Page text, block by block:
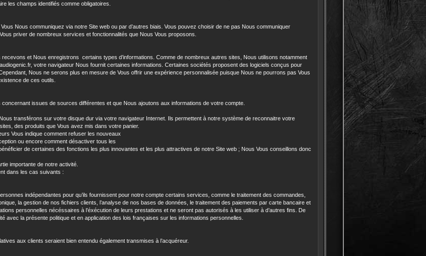
les champs identifiés comme obligatoires.
Nous communiquez via notre Site web ou par d’autres biais. Vous pouvez choisir de ne pas Nous communiquer
priver de nombreux services et fonctionnalités que Nous Vous proposons.
et Nous enregistrons certains types d’informations. Comme de nombreux autres sites, Nous utilisons notamment
votre navigateur Nous fournit certaines informations. Certaines sociétés proposent des logiciels conçus pour
Nous ne serons plus en mesure de Vous offrir une expérience personnalisée puisque Nous ne pourrons pas Vous
de ces outils.
issues de sources différentes et que Nous ajoutons aux informations de votre compte.
transférons sur votre disque dur via votre navigateur Internet. Ils permettent à notre système de reconnaitre votre
des produits que Vous avez mis dans votre panier.
Vous indique comment refuser les nouveaux
ou encore comment désactiver tous les
de certaines des fonctions les plus innovantes et les plus attractives de notre Site web ; Nous Vous conseillons donc
importante de notre activité.
dans les cas suivants :
indépendantes pour qu’ils fournissent pour notre compte certains services, comme le traitement des commandes,
la gestion de nos fichiers clients, l’analyse de nos bases de données, le traitement des paiements par carte bancaire et
personnelles nécéssaires à l’éxécution de leurs prestations et ne seront pas autorisés à les utiliser à d’autres fins. De
avec la présente politique et en application des lois françaises sur les informations personnelles.
aux clients seraient bien entendu également transmises à l’acquéreur.